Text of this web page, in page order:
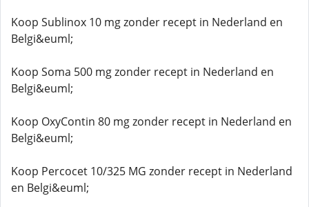
Koop Sublinox 10 mg zonder recept in Nederland en
Belgi&euml;
Koop Soma 500 mg zonder recept in Nederland en
Belgi&euml;
Koop OxyContin 80 mg zonder recept in Nederland en
Belgi&euml;
Koop Percocet 10/325 MG zonder recept in Nederland
en Belgi&euml;